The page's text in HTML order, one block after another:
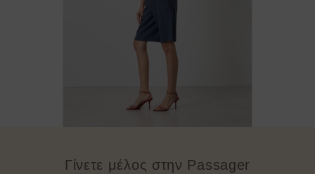
Γίνετε μέλος στην Passager